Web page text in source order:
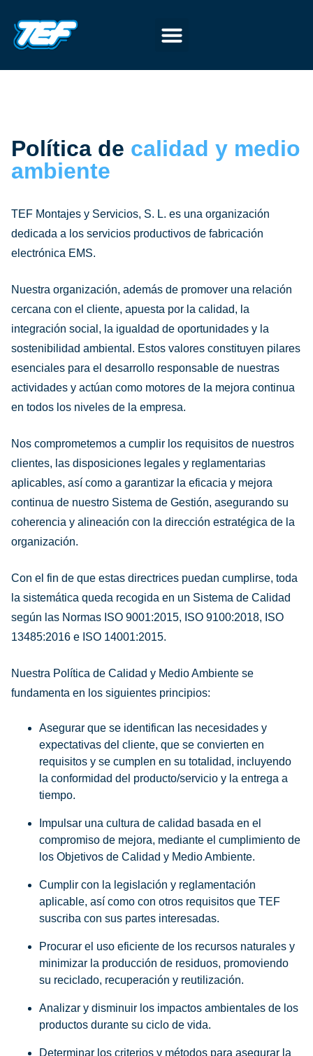
Política de calidad y medio
ambiente
TEF Montajes y Servicios, S. L. es una organización
dedicada a los servicios productivos de fabricación
electrónica EMS.
Nuestra organización, además de promover una relación
cercana con el cliente, apuesta por la calidad, la
integración social, la igualdad de oportunidades y la
sostenibilidad ambiental. Estos valores constituyen pilares
esenciales para el desarrollo responsable de nuestras
actividades y actúan como motores de la mejora continua
en todos los niveles de la empresa.
Nos comprometemos a cumplir los requisitos de nuestros
clientes, las disposiciones legales y reglamentarias
aplicables, así como a garantizar la eficacia y mejora
continua de nuestro Sistema de Gestión, asegurando su
coherencia y alineación con la dirección estratégica de la
organización.
Con el fin de que estas directrices puedan cumplirse, toda
la sistemática queda recogida en un Sistema de Calidad
según las Normas ISO 9001:2015, ISO 9100:2018, ISO
13485:2016 e ISO 14001:2015.
Nuestra Política de Calidad y Medio Ambiente se
fundamenta en los siguientes principios:
Asegurar que se identifican las necesidades y
expectativas del cliente, que se convierten en
requisitos y se cumplen en su totalidad, incluyendo
la conformidad del producto/servicio y la entrega a
tiempo.
Impulsar una cultura de calidad basada en el
compromiso de mejora, mediante el cumplimiento de
los Objetivos de Calidad y Medio Ambiente.
Cumplir con la legislación y reglamentación
aplicable, así como con otros requisitos que TEF
suscriba con sus partes interesadas.
Procurar el uso eficiente de los recursos naturales y
minimizar la producción de residuos, promoviendo
su reciclado, recuperación y reutilización.
Analizar y disminuir los impactos ambientales de los
productos durante su ciclo de vida.
Determinar los criterios y métodos para asegurar la